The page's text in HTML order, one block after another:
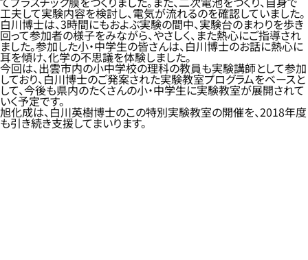
工夫して実験内容を検討し、電気が流れるのを確認していました。
白川博士は、3時間にもおよぶ実験の間中、実験台のまわりを歩き
回って参加者の様子をみながら、やさしく、また熱心にご指導され
ました。参加した小・中学生の皆さんは、白川博士のお話に熱心に
耳を傾け、化学の不思議を体験しました。
今回は、出雲市内の小中学校の理科の教員も実験講師として参加
しており、白川博士のご発案された実験教室プログラムをベースと
して、今後も県内のたくさんの小・中学生に実験教室が展開されて
いく予定です。
旭化成は、白川英樹博士のこの特別実験教室の開催を、2018年度
も引き続き支援してまいります。